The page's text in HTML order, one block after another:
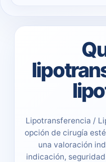
Lipotransferencia /
opción de cirugía
una valoración
indicación,